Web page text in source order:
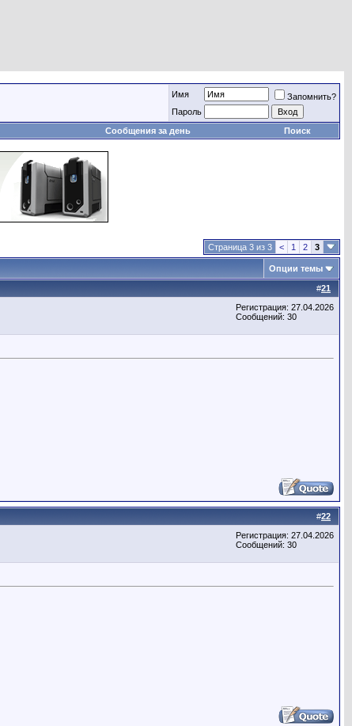
Имя
Запомнить?
Пароль
Сообщения за день Поиск
Страница 3 из 3 < 1 2 3
Опции темы
#21
Регистрация: 27.04.2026
Сообщений: 30
#22
Регистрация: 27.04.2026
Сообщений: 30